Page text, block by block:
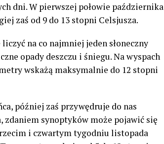
dni. W pierwszej połowie października
zaś od 9 do 13 stopni Celsjusza.
na co najmniej jeden słoneczny
opady deszczu i śniegu. Na wyspach
wskażą maksymalnie do 12 stopni
później zaś przywędruje do nas
zdaniem synoptyków może pojawić się
i czwartym tygodniu listopada